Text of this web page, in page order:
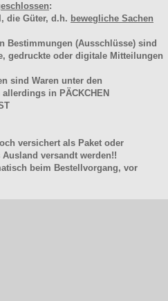
:
die Güter, d.h. bewegliche Sachen
Bestimmungen (Ausschlüsse) sind
gedruckte oder digitale Mitteilungen
sind Waren unter den
in PÄCKCHEN
versichert als Paket oder
versandt werden!!
beim Bestellvorgang, vor